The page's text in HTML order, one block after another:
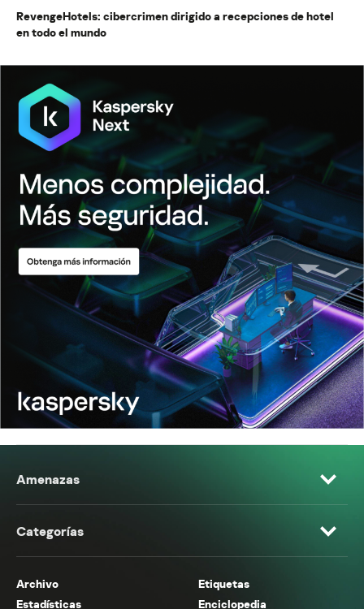
RevengeHotels: cibercrimen dirigido a recepciones de hotel
en todo el mundo
Amenazas
Categorías
Archivo
Etiquetas
Estadísticas
Enciclopedia